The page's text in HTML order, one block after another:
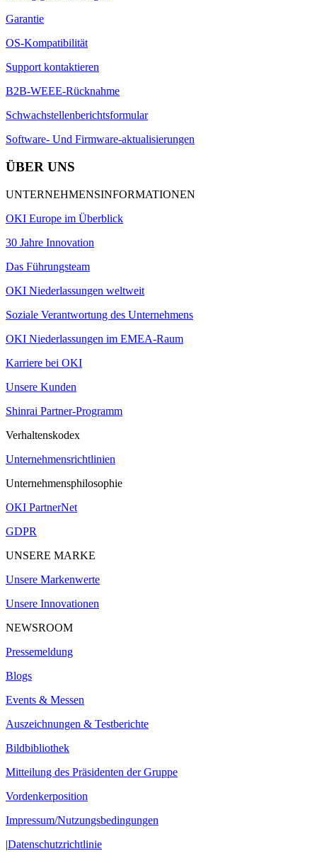
Garantie
OS-Kompatibilität
Support kontaktieren
B2B-WEEE-Rücknahme
Schwachstellenberichtsformular
Software- Und Firmware-aktualisierungen
ÜBER UNS
UNTERNEHMENSINFORMATIONEN
OKI Europe im Überblick
30 Jahre Innovation
Das Führungsteam
OKI Niederlassungen weltweit
Soziale Verantwortung des Unternehmens
OKI Niederlassungen im EMEA-Raum
Karriere bei OKI
Unsere Kunden
Shinrai Partner-Programm
Verhaltenskodex
Unternehmensrichtlinien
Unternehmensphilosophie
OKI PartnerNet
GDPR
UNSERE MARKE
Unsere Markenwerte
Unsere Innovationen
NEWSROOM
Pressemeldung
Blogs
Events & Messen
Auszeichnungen & Testberichte
Bildbibliothek
Mitteilung des Präsidenten der Gruppe
Vordenkerposition
Impressum/Nutzungsbedingungen
|Datenschutzrichtlinie